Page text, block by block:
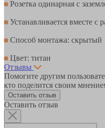
Розетка одинарная с
Устанавливается вместе с
Способ монтажа: скрытый
Цвет: титан
Отзывы
Помогите другим
кто поделится своим
Оставить отзыв
Оставить отзыв